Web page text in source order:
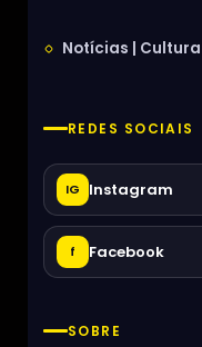
Notícias | Cultura
REDES SOCIAIS
IG Instagram
f Facebook
SOBRE